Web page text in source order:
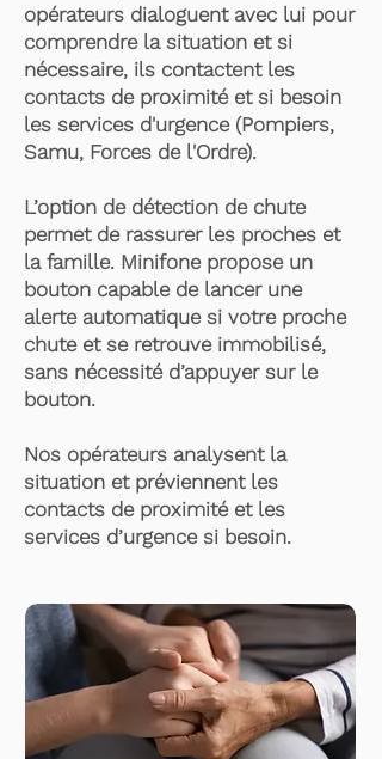
opérateurs dialoguent avec lui pour
comprendre la situation et si
nécessaire, ils contactent les
contacts de proximité et si besoin
les services d'urgence (Pompiers,
Samu, Forces de l'Ordre).
L’option de détection de chute
permet de rassurer les proches et
la famille. Minifone propose un
bouton capable de lancer une
alerte automatique si votre proche
chute et se retrouve immobilisé,
sans nécessité d’appuyer sur le
bouton.
Nos opérateurs analysent la
situation et préviennent les
contacts de proximité et les
services d’urgence si besoin.